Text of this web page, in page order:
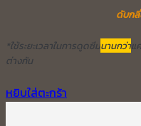
ดับก
*ใช้ระยะเวลาในการดูดซึมนานกว่าแ
ต่างกัน
หยิบใส่ตะกร้า